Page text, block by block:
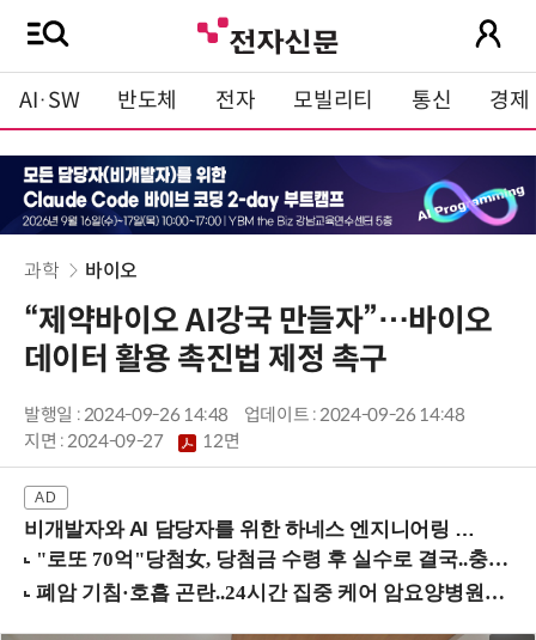
AI·SW 반도체 전자 모빌리티 통신 경제
과학 바이오
“제약바이오 AI강국 만들자”…바이오
데이터 활용 촉진법 제정 촉구
발행일 : 2024-09-26 14:48
업데이트 : 2024-09-26 14:48
지면 :2024-09-27 12면
비개발자와 AI 담당자를 위한 하네스 엔지니어링 입문과정 (8/20 신논현역)